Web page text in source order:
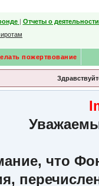
| Отчеты о
пожертвование
что